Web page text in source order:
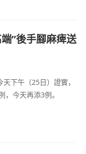
”後手腳麻痺送
下午（25日）證實，
，今天再添3例。